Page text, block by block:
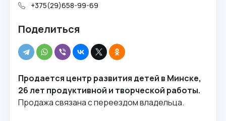
+375(29)658-99-69
Поделиться
Продается центр развития детей в Минске,
26 лет продуктивной и творческой работы.
Продажа связана с переездом владельца.